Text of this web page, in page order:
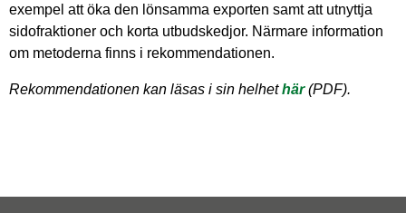
exempel att öka den lönsamma exporten samt att utnyttja
sidofraktioner och korta utbudskedjor. Närmare information
om metoderna finns i rekommendationen.
Rekommendationen kan läsas i sin helhethär(PDF).